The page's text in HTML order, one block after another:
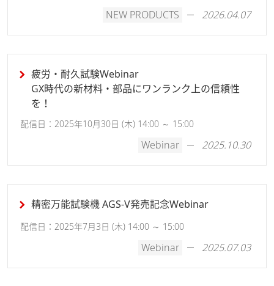
NEW PRODUCTS 2026.04.07
疲労・耐久試験Webinar
GX時代の新材料・部品にワンランク上の信頼性
を！
配信日：2025年10月30日 (木) 14:00 ～ 15:00
Webinar 2025.10.30
精密万能試験機 AGS-V発売記念Webinar
配信日：2025年7月3日 (木) 14:00 ～ 15:00
Webinar 2025.07.03